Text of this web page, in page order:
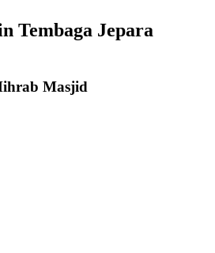
Tembaga Jepara
Masjid